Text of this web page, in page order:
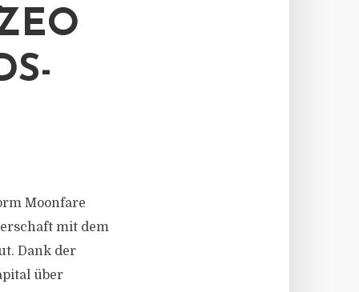
Moonfare
mit dem
Dank der
über